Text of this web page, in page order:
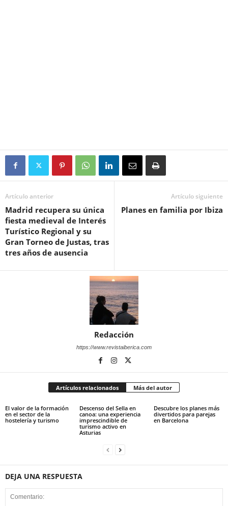
Artículo anterior
Madrid recupera su única
fiesta medieval de Interés
Turístico Regional y su
Gran Torneo de Justas, tras
tres años de ausencia
Artículo siguiente
Planes en familia por Ibiza
Redacción
https://www.revistaiberica.com
Artículos relacionados Más del autor
El valor de la formación
en el sector de la
hostelería y turismo
Descenso del Sella en
canoa: una experiencia
imprescindible de
turismo activo en
Asturias
Descubre los planes más
divertidos para parejas
en Barcelona
DEJA UNA RESPUESTA